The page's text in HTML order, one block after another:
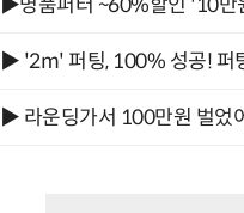
▶명품퍼터 ~60%할인 '10만
▶ '2m' 퍼팅, 100% 성공! 퍼
▶ 라운딩가서 100만원 벌었